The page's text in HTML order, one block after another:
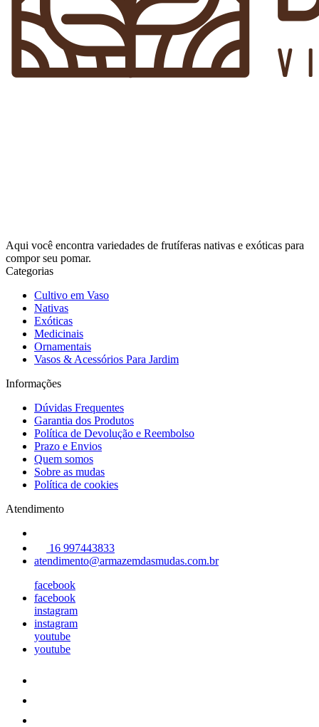
Aqui você encontra variedades de frutíferas nativas e exóticas para
compor seu pomar.
Categorias
Cultivo em Vaso
Nativas
Exóticas
Medicinais
Ornamentais
Vasos & Acessórios Para Jardim
Informações
Dúvidas Frequentes
Garantia dos Produtos
Política de Devolução e Reembolso
Prazo e Envios
Quem somos
Sobre as mudas
Política de cookies
Atendimento
16 997443833
atendimento@armazemdasmudas.com.br
facebook
facebook
instagram
instagram
youtube
youtube